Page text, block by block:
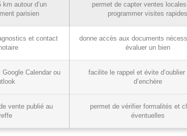
km autour d’un
parisien
permet de capter ventes
programmer visites rapides
et contact
donne accès aux documents
évaluer un bien
Calendar ou
facilite le rappel et évite d’oublier
d’enchère
vente publié au
permet de vérifier formalités et
éventuelles